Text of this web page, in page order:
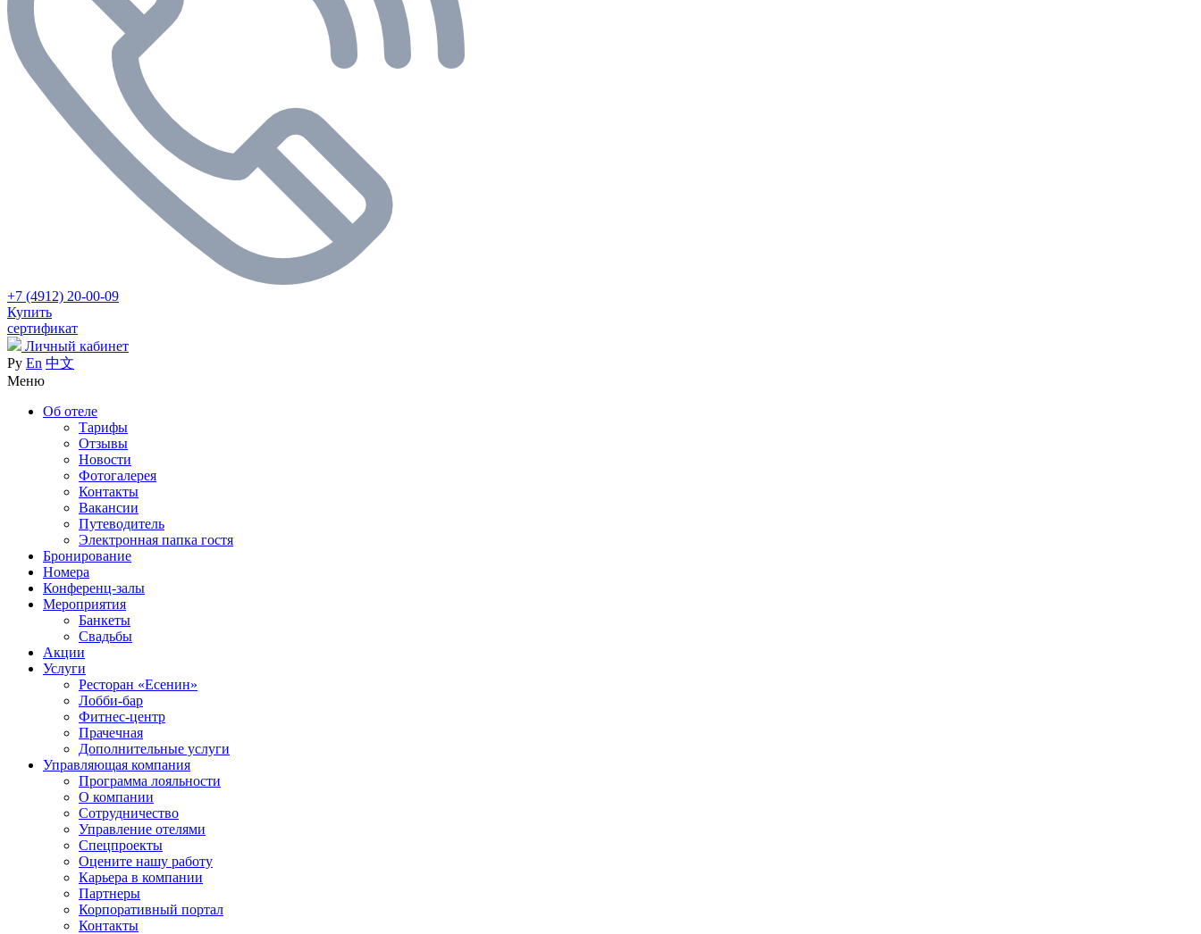
+7 (4912) 20-00-09
Купить
сертификат
Личный кабинет
Ру En 中文
Меню
Об отеле
Тарифы
Отзывы
Новости
Фотогалерея
Контакты
Вакансии
Путеводитель
Электронная папка гостя
Бронирование
Номера
Конференц-залы
Мероприятия
Банкеты
Свадьбы
Акции
Услуги
Ресторан «Есенин»
Лобби-бар
Фитнес-центр
Прачечная
Дополнительные услуги
Управляющая компания
Программа лояльности
О компании
Сотрудничество
Управление отелями
Спецпроекты
Оцените нашу работу
Карьера в компании
Партнеры
Корпоративный портал
Контакты